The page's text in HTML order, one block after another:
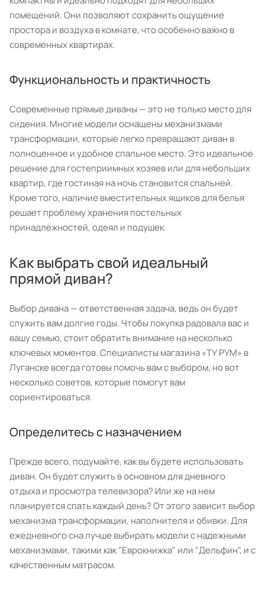
помещений. Они позволяют сохранить ощущение
простора и воздуха в комнате, что особенно важно в
современных квартирах.
Функциональность и практичность
Современные прямые диваны — это не только место для
сидения. Многие модели оснащены механизмами
трансформации, которые легко превращают диван в
полноценное и удобное спальное место. Это идеальное
решение для гостеприимных хозяев или для небольших
квартир, где гостиная на ночь становится спальней.
Кроме того, наличие вместительных ящиков для белья
решает проблему хранения постельных
принадлежностей, одеял и подушек.
Как выбрать свой идеальный
прямой диван?
Выбор дивана — ответственная задача, ведь он будет
служить вам долгие годы. Чтобы покупка радовала вас и
вашу семью, стоит обратить внимание на несколько
ключевых моментов. Специалисты магазина «ТУ РУМ» в
Луганске всегда готовы помочь вам с выбором, но вот
несколько советов, которые помогут вам
сориентироваться.
Определитесь с назначением
Прежде всего, подумайте, как вы будете использовать
диван. Он будет служить в основном для дневного
отдыха и просмотра телевизора? Или же на нем
планируется спать каждый день? От этого зависит выбор
механизма трансформации, наполнителя и обивки. Для
ежедневного сна лучше выбирать модели с надежными
механизмами, такими как "Еврокнижка" или "Дельфин", и с
качественным матрасом.